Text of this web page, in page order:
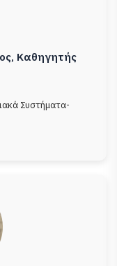
Καθηγητής
Συστήματα-